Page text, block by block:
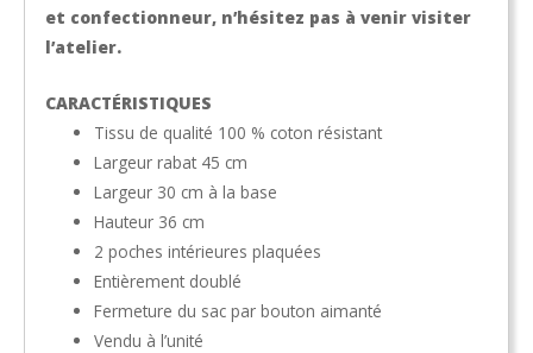
et confectionneur, n’hésitez pas à venir visiter
l’atelier.
CARACTÉRISTIQUES
Tissu de qualité 100 % coton résistant
Largeur rabat 45 cm
Largeur 30 cm à la base
Hauteur 36 cm
2 poches intérieures plaquées
Entièrement doublé
Fermeture du sac par bouton aimanté
Vendu à l’unité